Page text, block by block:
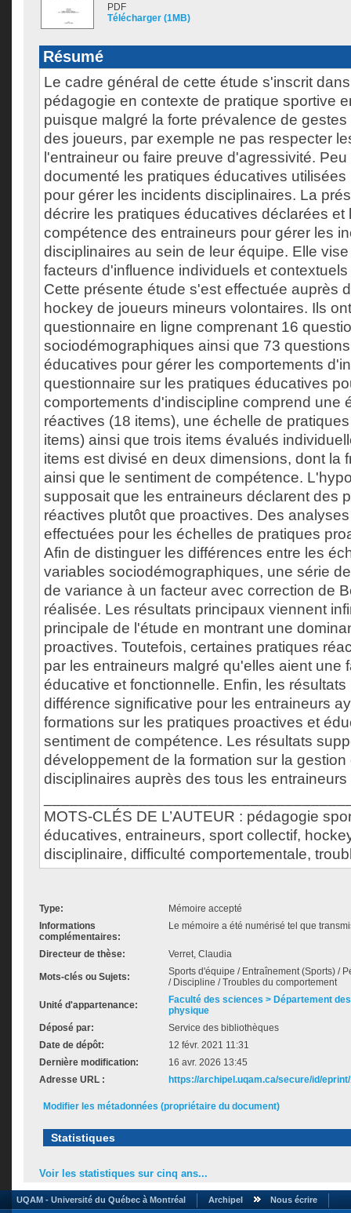
PDF
Télécharger (1MB)
Résumé
Le cadre général de cette étude s'inscrit
pédagogie en contexte de pratique sportive
puisque malgré la forte prévalence de
des joueurs, par exemple ne pas respecter
l'entraineur ou faire preuve d'agressivité.
documenté les pratiques éducatives
pour gérer les incidents disciplinaires. La
décrire les pratiques éducatives déclarées et
compétence des entraineurs pour gérer les
disciplinaires au sein de leur équipe. Elle
facteurs d'influence individuels et
Cette présente étude s'est effectuée auprès
hockey de joueurs mineurs volontaires. Ils
questionnaire en ligne comprenant 16
sociodémographiques ainsi que 73
éducatives pour gérer les comportements
questionnaire sur les pratiques éducatives
comportements d'indiscipline comprend une
réactives (18 items), une échelle de
items) ainsi que trois items évalués
items est divisé en deux dimensions, dont la
ainsi que le sentiment de compétence.
supposait que les entraineurs déclarent des
réactives plutôt que proactives. Des
effectuées pour les échelles de pratiques
Afin de distinguer les différences entre les
variables sociodémographiques, une série
de variance à un facteur avec correction de
réalisée. Les résultats principaux viennent
principale de l'étude en montrant une
proactives. Toutefois, certaines pratiques
par les entraineurs malgré qu'elles aient une
éducative et fonctionnelle. Enfin, les
différence significative pour les entraineurs
formations sur les pratiques proactives et
sentiment de compétence. Les résultats
développement de la formation sur la
disciplinaires auprès des tous les
MOTS-CLÉS DE L’AUTEUR : pédagogie
éducatives, entraineurs, sport collectif,
disciplinaire, difficulté comportementale,
Type:
Mémoire accepté
Informations
complémentaires:
Le mémoire a été numérisé tel que
Directeur de thèse: Verret, Claudia
Mots-clés ou Sujets:
Sports d'équipe / Entraînement (Sports) /
/ Discipline / Troubles du comportement
Unité d'appartenance:
Faculté des sciences > Département
physique
Déposé par:
Service des bibliothèques
Date de dépôt:
12 févr. 2021 11:31
Dernière modification:
16 avr. 2026 13:45
Adresse URL :
https://archipel.uqam.ca/secure/id/
Modifier les métadonnées (propriétaire du document)
Statistiques
Voir les statistiques sur cinq ans...
UQAM - Université du Québec à Montréal Archipel Nous écrire